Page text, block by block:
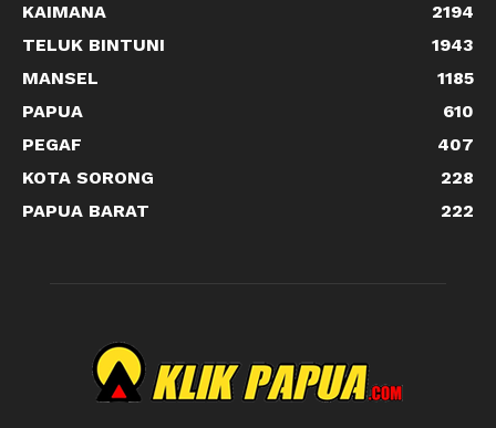
KAIMANA
2194
TELUK BINTUNI
1943
MANSEL
1185
PAPUA
610
PEGAF
407
KOTA SORONG
228
PAPUA BARAT
222